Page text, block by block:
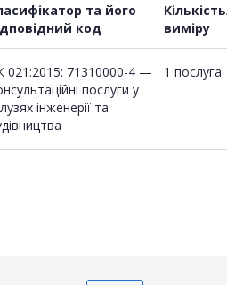
та його
код
виміру
021:2015: 71310000-4 —
послуги у
інженерії та
1 послуга